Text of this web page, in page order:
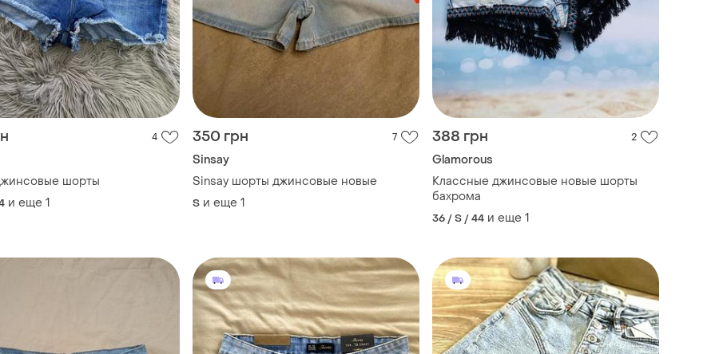
4
шорты
и еще 1
350 грн 7
Sinsay
Sinsay шорты джинсовые новые
S и еще 1
388 грн 2
Glamorous
Классные джинсовые новые шорты
бахрома
36 / S / 44 и еще 1